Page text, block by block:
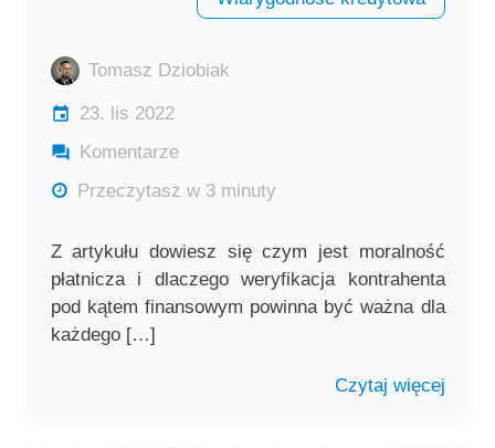
Tomasz Dziobiak
23. lis 2022
Komentarze
Przeczytasz w 3 minuty
Z artykułu dowiesz się czym jest moralność
płatnicza i dlaczego weryfikacja kontrahenta
pod kątem finansowym powinna być ważna dla
każdego […]
Czytaj więcej